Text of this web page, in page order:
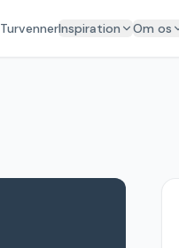
TurvennerInspiration Om os